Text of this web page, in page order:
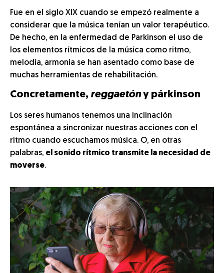
Fue en el siglo XIX cuando se empezó realmente a
considerar que la música tenían un valor terapéutico.
De hecho, en la enfermedad de Parkinson el uso de
los elementos rítmicos de la música como ritmo,
melodía, armonía se han asentado como base de
muchas herramientas de rehabilitación.
Concretamente, reggaetóny párkinson
Los seres humanos tenemos una inclinación
espontánea a sincronizar nuestras acciones con el
ritmo cuando escuchamos música. O, en otras
palabras, el sonido rítmico transmite la necesidad de
moverse.